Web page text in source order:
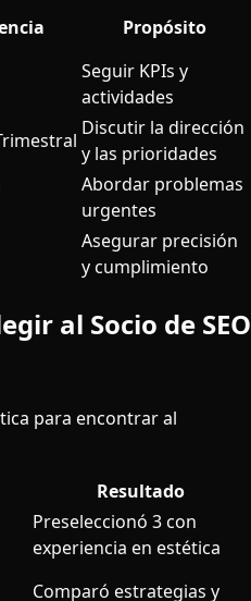
Propósito
Seguir KPIs y
actividades
Discutir la dirección
y las prioridades
Abordar problemas
urgentes
Asegurar precisión
y cumplimiento
al Socio de SEO
para encontrar al
Resultado
Preseleccionó 3 con
experiencia en estética
Comparó estrategias y